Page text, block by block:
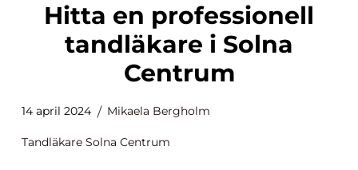
Hitta en professionell
tandläkare i Solna
Centrum
14 april 2024 Mikaela Bergholm
Tandläkare Solna Centrum